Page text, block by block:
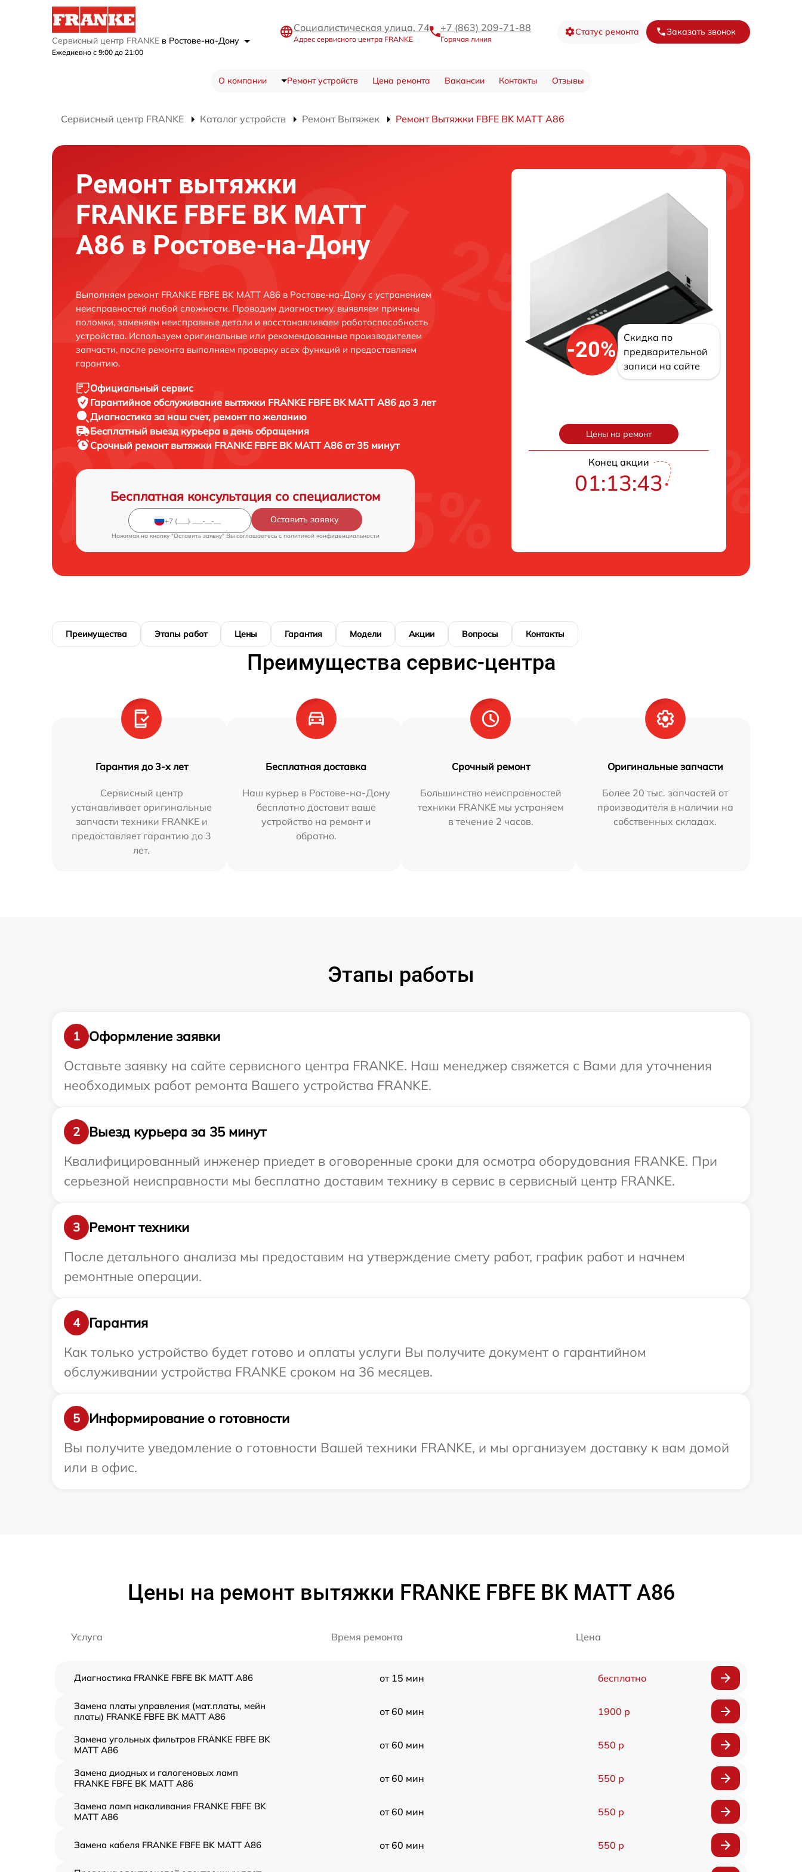
Сервисный центр FRANKE в Ростове-на-Дону
Ежедневно с 9:00 до 21:00
Социалистическая улица, 74
Адрес сервисного центра FRANKE
+7 (863) 209-71-88
Горячая линия
Статус ремонта Заказать звонок
О компании Ремонт устройств Цена ремонта Вакансии Контакты Отзывы
Сервисный центр FRANKE Каталог устройств Ремонт Вытяжек Ремонт Вытяжки FBFE BK MATT A86
Ремонт вытяжки
FRANKE FBFE BK MATT
A86 в Ростове-на-Дону
Выполняем ремонт FRANKE FBFE BK MATT A86 в Ростове-на-Дону с устранением
неисправностей любой сложности. Проводим диагностику, выявляем причины
поломки, заменяем неисправные детали и восстанавливаем работоспособность
устройства. Используем оригинальные или рекомендованные производителем
запчасти, после ремонта выполняем проверку всех функций и предоставляем
гарантию.
Официальный сервис
Гарантийное обслуживание вытяжки FRANKE FBFE BK MATT A86 до 3 лет
Диагностика за наш счет, ремонт по желанию
Бесплатный выезд курьера в день обращения
Срочный ремонт вытяжки FRANKE FBFE BK MATT A86 от 35 минут
Бесплатная консультация со специалистом
Оставить заявку
Нажимая на кнопку "Оставить заявку" Вы соглашаетесь c политикой конфиденциальности
-20%
Скидка по
предварительной
записи на сайте
Цены на ремонт
Конец акции
01:13:42
Преимущества Этапы работ Цены Гарантия Модели Акции Вопросы Контакты
Преимущества сервис-центра
Гарантия до 3-х лет
Сервисный центр
устанавливает оригинальные
запчасти техники FRANKE и
предоставляет гарантию до 3
лет.
Бесплатная доставка
Наш курьер в Ростове-на-Дону
бесплатно доставит ваше
устройство на ремонт и
обратно.
Срочный ремонт
Большинство неисправностей
техники FRANKE мы устраняем
в течение 2 часов.
Оригинальные запчасти
Более 20 тыс. запчастей от
производителя в наличии на
собственных складах.
Этапы работы
1
Оформление заявки
Оставьте заявку на сайте сервисного центра FRANKE. Наш менеджер свяжется с Вами для уточнения
необходимых работ ремонта Вашего устройства FRANKE.
2
Выезд курьера за 35 минут
Квалифицированный инженер приедет в оговоренные сроки для осмотра оборудования FRANKE. При
серьезной неисправности мы бесплатно доставим технику в сервис в сервисный центр FRANKE.
3
Ремонт техники
После детального анализа мы предоставим на утверждение смету работ, график работ и начнем
ремонтные операции.
4
Гарантия
Как только устройство будет готово и оплаты услуги Вы получите документ о гарантийном
обслуживании устройства FRANKE сроком на 36 месяцев.
5
Информирование о готовности
Вы получите уведомление о готовности Вашей техники FRANKE, и мы организуем доставку к вам домой
или в офис.
Цены на ремонт вытяжки FRANKE FBFE BK MATT A86
Услуга Время ремонта Цена
Диагностика FRANKE FBFE BK MATT A86 от 15 мин бесплатно
Замена платы управления (мат.платы, мейн
платы) FRANKE FBFE BK MATT A86
от 60 мин 1900 р
Замена угольных фильтров FRANKE FBFE BK
MATT A86
от 60 мин 550 р
Замена диодных и галогеновых ламп
FRANKE FBFE BK MATT A86
от 60 мин 550 р
Замена ламп накаливания FRANKE FBFE BK
MATT A86
от 60 мин 550 р
Замена кабеля FRANKE FBFE BK MATT A86 от 60 мин 550 р